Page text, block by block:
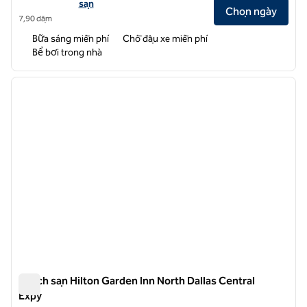
sạn
7,90 dặm
Chọn ngày
Bữa sáng miễn phí
Chỗ đậu xe miễn phí
Bể bơi trong nhà
1/12
ảnh
Khách sạn Hilton Garden Inn North Dallas Central
Expy